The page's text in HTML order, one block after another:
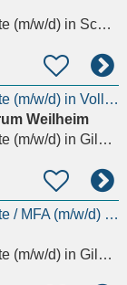
(m/w/d)in Schondorf am Ammersee
Medizinische Fachangestellte (m/w/d) in Vollzeit
Weilheim
(m/w/d)in Gilching
Medizinische Fachangestellte / MFA (m/w/d) Endoskopie MVZ
(m/w/d)in Gilching